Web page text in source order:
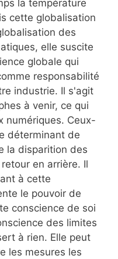
la température
cette globalisation
des
elle suscite
globale qui
responsabilité
industrie. Il s'agit
à venir, ce qui
numériques. Ceux-
déterminant de
la disparition des
en arrière. Il
à cette
le pouvoir de
conscience de soi
des limites
à rien. Elle peut
les mesures les